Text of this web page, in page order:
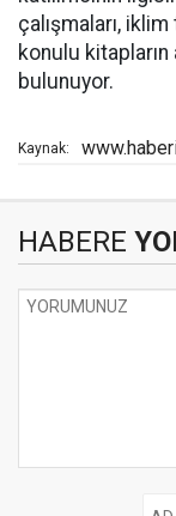
çalışmaları,
konulu kitapların
bulunuyor.
Kaynak:
HABERE